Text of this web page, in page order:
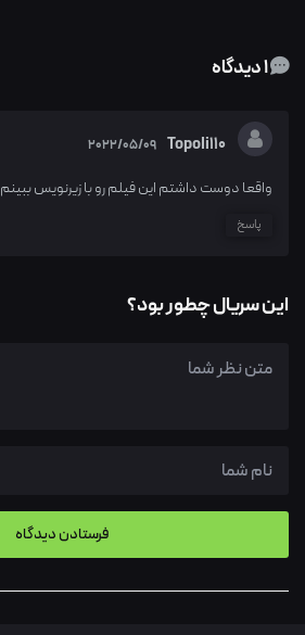
Topoli110
2022/05/09
واقعا دوست داشتم این فیلم رو با زیرنویس ببینم
پاسخ
این سریال چطور بود؟